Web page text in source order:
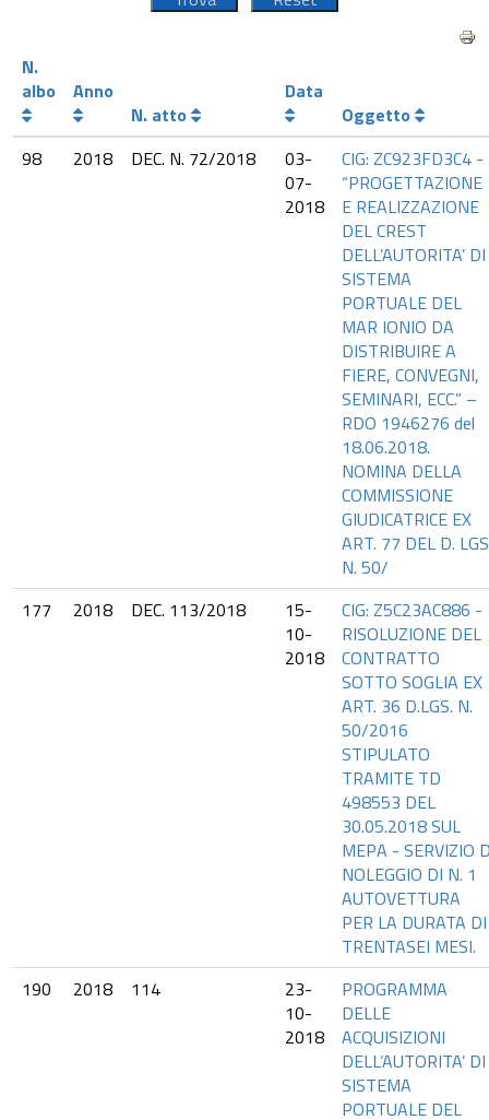
N.
albo
Anno
N. atto
Data
Oggetto
98
2018 DEC. N. 72/2018
03-
07-
2018
CIG: ZC923FD3C4 -
“PROGETTAZIONE
E REALIZZAZIONE
DEL CREST
DELL’AUTORITA’ DI
SISTEMA
PORTUALE DEL
MAR IONIO DA
DISTRIBUIRE A
FIERE, CONVEGNI,
SEMINARI, ECC.” –
RDO 1946276 del
18.06.2018.
NOMINA DELLA
COMMISSIONE
GIUDICATRICE EX
ART. 77 DEL D.
N. 50/
177
2018 DEC. 113/2018
15-
10-
2018
CIG: Z5C23AC886 -
RISOLUZIONE DEL
CONTRATTO
SOTTO SOGLIA EX
ART. 36 D.LGS. N.
50/2016
STIPULATO
TRAMITE TD
498553 DEL
30.05.2018 SUL
MEPA - SERVIZIO
NOLEGGIO DI N. 1
AUTOVETTURA
PER LA DURATA DI
TRENTASEI MESI.
190
2018 114
23-
10-
2018
PROGRAMMA
DELLE
ACQUISIZIONI
DELL’AUTORITA’ DI
SISTEMA
PORTUALE DEL